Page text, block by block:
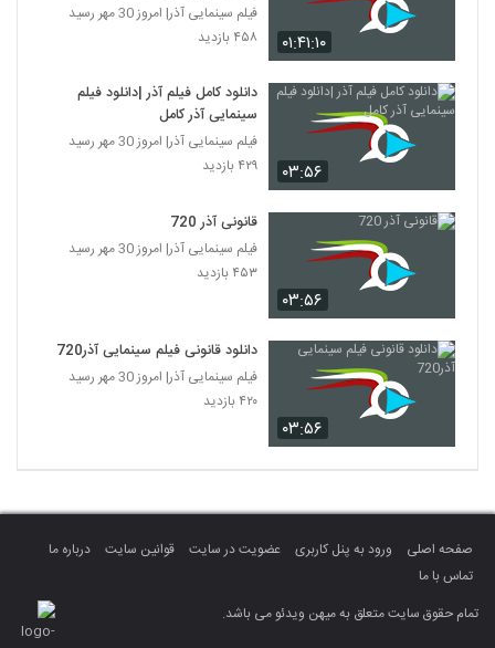
۰۱:۴۱:۱۰
فیلم سینمایی آذر| امروز 30 مهر رسید
۴۵۸ بازدید
۰۳:۵۶
دانلود کامل فیلم آذر |دانلود فیلم
سینمایی آذر کامل
فیلم سینمایی آذر| امروز 30 مهر رسید
۴۲۹ بازدید
۰۳:۵۶
قانونی آذر 720
فیلم سینمایی آذر| امروز 30 مهر رسید
۴۵۳ بازدید
۰۳:۵۶
دانلود قانونی فیلم سینمایی آذر720
فیلم سینمایی آذر| امروز 30 مهر رسید
۴۲۰ بازدید
صفحه اصلی ورود به پنل کاربری عضویت در سایت قوانین سایت
درباره ما
تماس با ما
تمام حقوق سایت متعلق به میهن ویدئو می باشد.